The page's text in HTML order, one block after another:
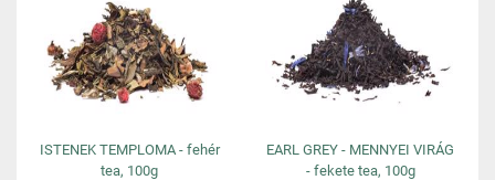
ISTENEK TEMPLOMA - fehér
tea, 100g
EARL GREY - MENNYEI VIRÁG
- fekete tea, 100g